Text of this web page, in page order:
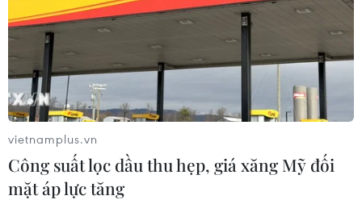
lớp 9, hôm nay Hà Nội tiếp tục tiêm cho các em học
sinh khối 7, 8 với mũi tiêm chỉ định là Pfizer.
vietnamplus.vn
Công suất lọc dầu thu hẹp, giá xăng Mỹ đối
mặt áp lực tăng